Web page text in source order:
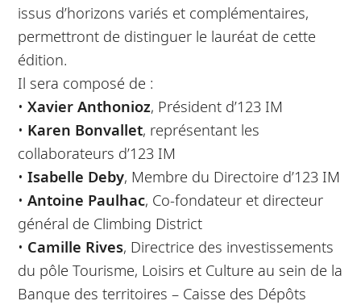
issus d’horizons variés et complémentaires,
permettront de distinguer le lauréat de cette
édition.
Il sera composé de :
•Xavier Anthonioz, Président d’123 IM
• Karen Bonvallet, représentant les
collaborateurs d’123 IM
•Isabelle Deby, Membre du Directoire d’123 IM
•Antoine Paulhac, Co-fondateur et directeur
général de Climbing District
• Camille Rives, Directrice des investissements
du pôle Tourisme, Loisirs et Culture au sein de la
Banque des territoires – Caisse des Dépôts